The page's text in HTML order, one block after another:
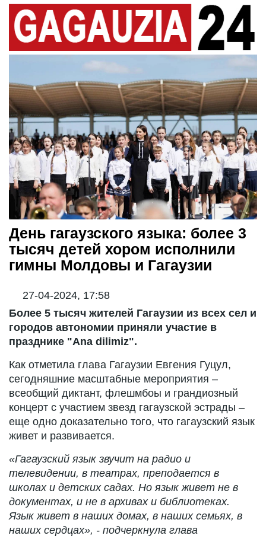
День гагаузского языка: более 3
тысяч детей хором исполнили
гимны Молдовы и Гагаузии
27-04-2024, 17:58
Более 5 тысяч жителей Гагаузии из всех сел и
городов автономии приняли участие в
празднике "Ana dilimiz".
Как отметила глава Гагаузии Евгения Гуцул,
сегодняшние масштабные мероприятия –
всеобщий диктант, флешмбоы и грандиозный
концерт с участием звезд гагаузской эстрады –
еще одно доказательно того, что гагаузский язык
живет и развивается.
«Гагаузский язык звучит на радио и
телевидении, в театрах, преподается в
школах и детских садах. Но язык живет не в
документах, и не в архивах и библиотеках.
Язык живет в наших домах, в наших семьях, в
наших сердцах», - подчеркнула глава